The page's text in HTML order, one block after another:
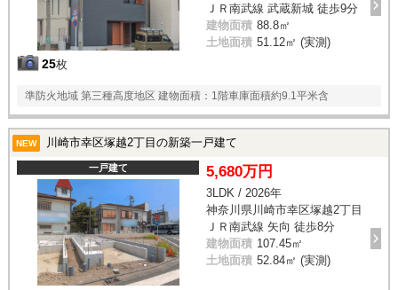
25枚
ＪＲ南武線 武蔵新城 徒歩9分
建物面積 88.8㎡
土地面積 51.12㎡ (実測)
準防火地域 第三種高度地区 建物面積：1階車庫面積約9.1平米含
NEW 川崎市幸区塚越2丁目の新築一戸建て
一戸建て 5,680万円
3LDK / 2026年
神奈川県川崎市幸区塚越2丁目
ＪＲ南武線 矢向 徒歩8分
建物面積 107.45㎡
土地面積 52.84㎡ (実測)